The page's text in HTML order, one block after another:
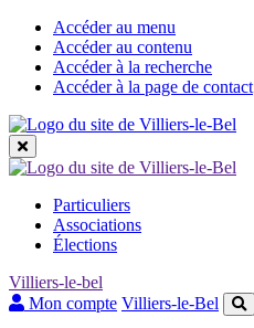
Accéder au menu
Accéder au contenu
Accéder à la recherche
Accéder à la page de contact
grandes
rubriques
Particuliers
Associations
Élections
Villiers-le-bel
Mon compte Villiers-le-Bel